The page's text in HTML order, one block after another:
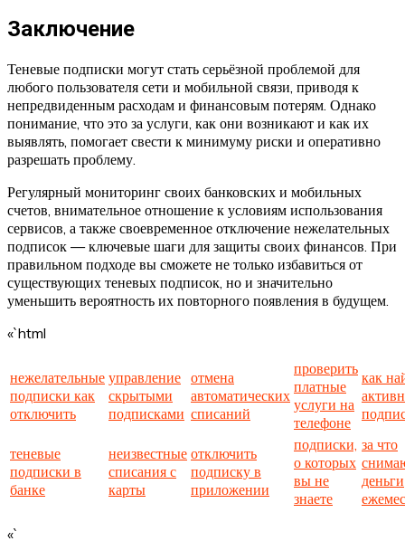
Заключение
Теневые подписки могут стать серьёзной проблемой для
любого пользователя сети и мобильной связи, приводя к
непредвиденным расходам и финансовым потерям. Однако
понимание, что это за услуги, как они возникают и как их
выявлять, помогает свести к минимуму риски и оперативно
разрешать проблему.
Регулярный мониторинг своих банковских и мобильных
счетов, внимательное отношение к условиям использования
сервисов, а также своевременное отключение нежелательных
подписок — ключевые шаги для защиты своих финансов. При
правильном подходе вы сможете не только избавиться от
существующих теневых подписок, но и значительно
уменьшить вероятность их повторного появления в будущем.
«`html
нежелательные
подписки как
отключить
управление
скрытыми
подписками
отмена
автоматических
списаний
проверить
платные
услуги на
телефоне
как
теневые
подписки в
банке
неизвестные
списания с
карты
отключить
подписку в
приложении
подписки,
о которых
вы не
знаете
за что
деньги
«`